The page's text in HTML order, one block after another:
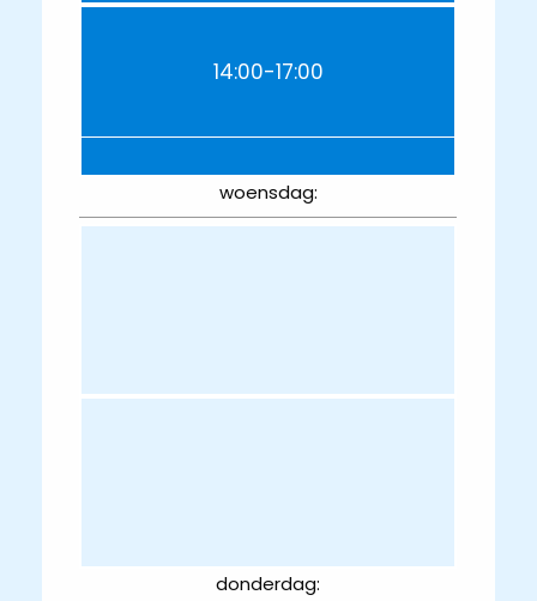
14:00-17:00
woensdag:
donderdag: